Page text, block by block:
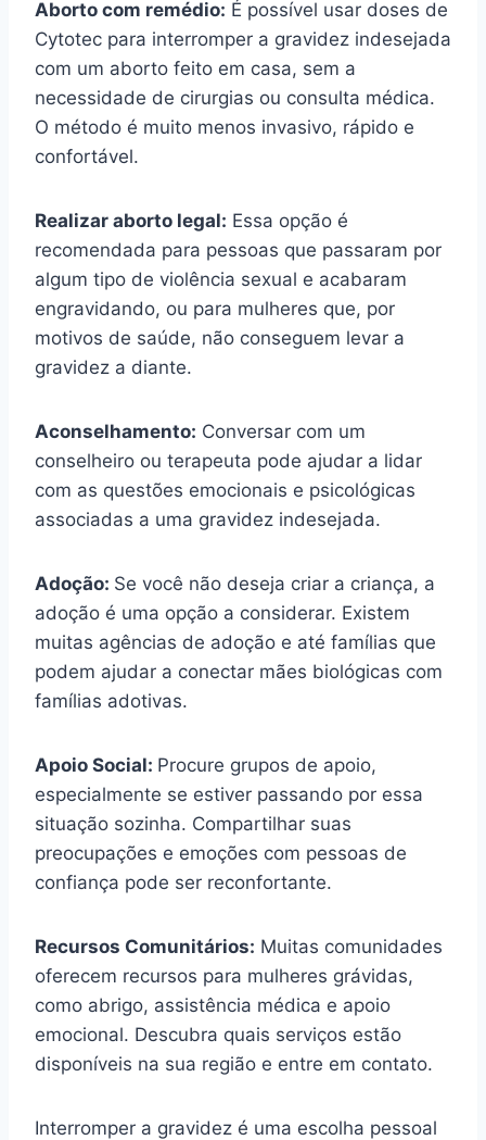
Aborto com remédio: É possível usar doses de
Cytotec para interromper a gravidez indesejada
com um aborto feito em casa, sem a
necessidade de cirurgias ou consulta médica.
O método é muito menos invasivo, rápido e
confortável.
Realizar aborto legal: Essa opção é
recomendada para pessoas que passaram por
algum tipo de violência sexual e acabaram
engravidando, ou para mulheres que, por
motivos de saúde, não conseguem levar a
gravidez a diante.
Aconselhamento: Conversar com um
conselheiro ou terapeuta pode ajudar a lidar
com as questões emocionais e psicológicas
associadas a uma gravidez indesejada.
Adoção: Se você não deseja criar a criança, a
adoção é uma opção a considerar. Existem
muitas agências de adoção e até famílias que
podem ajudar a conectar mães biológicas com
famílias adotivas.
Apoio Social: Procure grupos de apoio,
especialmente se estiver passando por essa
situação sozinha. Compartilhar suas
preocupações e emoções com pessoas de
confiança pode ser reconfortante.
Recursos Comunitários: Muitas comunidades
oferecem recursos para mulheres grávidas,
como abrigo, assistência médica e apoio
emocional. Descubra quais serviços estão
disponíveis na sua região e entre em contato.
Interromper a gravidez é uma escolha pessoal